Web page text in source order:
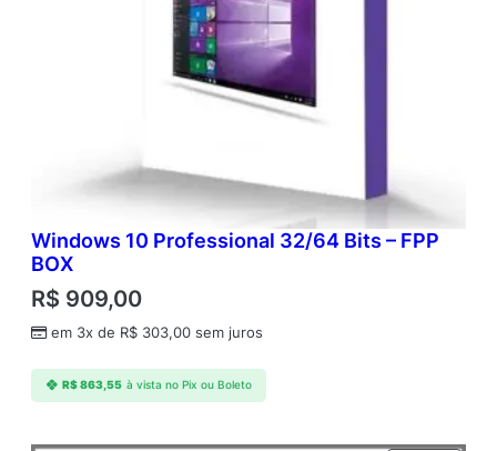
Windows 10 Professional 32/64 Bits – FPP
BOX
R$ 909,00
em 3x de R$ 303,00 sem juros
R$863,55 à vista no Pix ou Boleto